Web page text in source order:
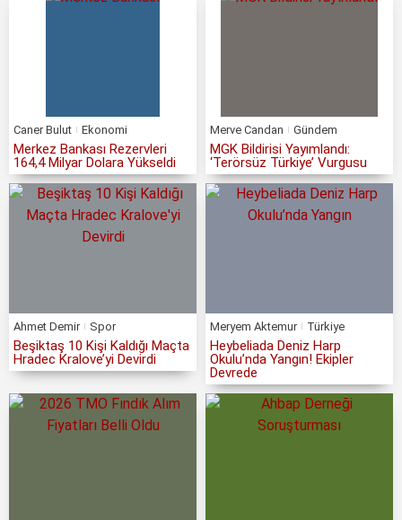
Caner Bulut Ekonomi
Merkez Bankası Rezervleri
164,4 Milyar Dolara Yükseldi
Merve Candan Gündem
MGK Bildirisi Yayımlandı:
‘Terörsüz Türkiye’ Vurgusu
Ahmet Demir Spor
Beşiktaş 10 Kişi Kaldığı Maçta
Hradec Kralove’yi Devirdi
Meryem Aktemur Türkiye
Heybeliada Deniz Harp
Okulu’nda Yangın! Ekipler
Devrede